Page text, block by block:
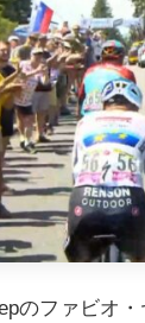
のファビオ・